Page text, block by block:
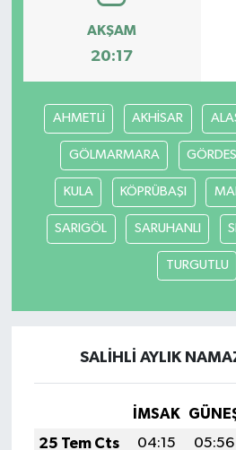
AKŞAM
20:17
AHMETLİ AKHİSAR
GÖLMARMARA GÖRDES
KULA KÖPRÜBAŞI
SARIGÖL SARUHANLI
TURGUTLU
SALİHLİ AYLIK
İMSAK
25 Tem Cts
04:15 05:56